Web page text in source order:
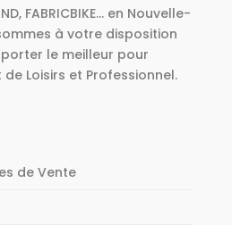
FABRICBIKE... en Nouvelle-
à votre disposition
le meilleur pour
Loisirs et Professionnel.
de Vente